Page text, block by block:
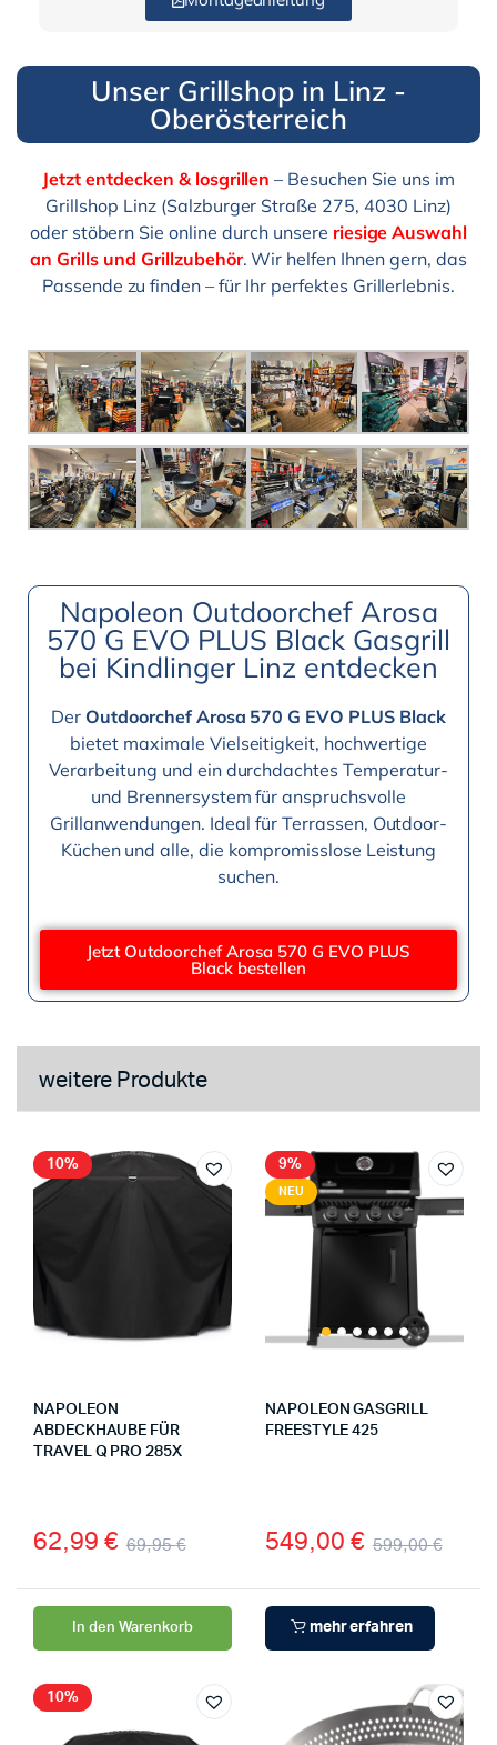
Unser Grillshop in Linz -
Oberösterreich
Jetzt entdecken & losgrillen – Besuchen Sie uns im
Grillshop Linz (Salzburger Straße 275, 4030 Linz)
oder stöbern Sie online durch unsere riesige Auswahl
an Grills und Grillzubehör. Wir helfen Ihnen gern, das
Passende zu finden – für Ihr perfektes Grillerlebnis.
Napoleon Outdoorchef Arosa
570 G EVO PLUS Black Gasgrill
bei Kindlinger Linz entdecken
Der Outdoorchef Arosa 570 G EVO PLUS Black
bietet maximale Vielseitigkeit, hochwertige
Verarbeitung und ein durchdachtes Temperatur-
und Brennersystem für anspruchsvolle
Grillanwendungen. Ideal für Terrassen, Outdoor-
Küchen und alle, die kompromisslose Leistung
suchen.
Jetzt Outdoorchef Arosa 570 G EVO PLUS
Black bestellen
weitere Produkte
10%
NAPOLEON
ABDECKHAUBE FÜR
TRAVEL Q PRO 285X
69,95€
62,99 €
In den Warenkorb
9%
NEU
NAPOLEON GASGRILL
FREESTYLE 425
599,00€
549,00 €
mehr erfahren
10%